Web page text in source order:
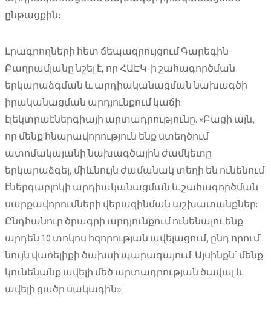
ընթացքին։
Լրագրողների հետ ճեպազրույցում Գարեգին
Բաղրամյանը նշել է, որ ՀԱԷԿ-ի շահագործման
երկարաձգման և արդիականացման նախագծի
իրականացման արդյունքում կաճի
էլեկտրաէներգիայի արտադրությունը. «Բացի այն,
որ մենք հնարավորություն ենք ստեղծում
ատոմակայանի նախագծային ժամկետը
երկարաձգել, միևնույն ժամանակ տեղի են ունենում
էներգաբլոկի արդիականացման և շահագործման
սարքավորումների վերազինման աշխատանքներ:
Ընդհանուր ծրագրի արդյունքում ունենալու ենք
արդեն 10 տոկոս հզորության ավելացում, ընդ որում՝
նույն վառելիքի ծախսի պարագայում: Այսինքն՝ մենք
կունենանք ավելի մեծ արտադրության ծավալ և
ավելի ցածր սակագին»: